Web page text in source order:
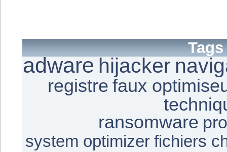
adware hijacker
registre faux
ransomware
system optimizer fichiers